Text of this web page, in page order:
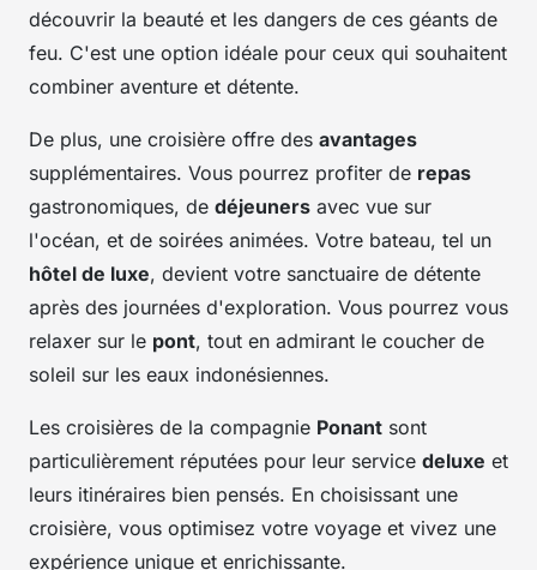
découvrir la beauté et les dangers de ces géants de
feu. C'est une option idéale pour ceux qui souhaitent
combiner aventure et détente.
De plus, une croisière offre des avantages
supplémentaires. Vous pourrez profiter de repas
gastronomiques, de déjeuners avec vue sur
l'océan, et de soirées animées. Votre bateau, tel un
hôtel de luxe, devient votre sanctuaire de détente
après des journées d'exploration. Vous pourrez vous
relaxer sur le pont, tout en admirant le coucher de
soleil sur les eaux indonésiennes.
Les croisières de la compagnie Ponant sont
particulièrement réputées pour leur service deluxe et
leurs itinéraires bien pensés. En choisissant une
croisière, vous optimisez votre voyage et vivez une
expérience unique et enrichissante.